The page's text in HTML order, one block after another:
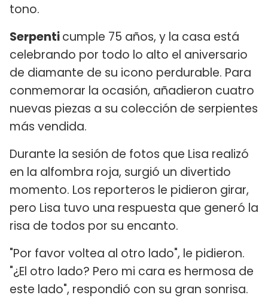
tono.
Serpenticumple 75 años, y la casa está
celebrando por todo lo alto el aniversario
de diamante de su icono perdurable. Para
conmemorar la ocasión, añadieron cuatro
nuevas piezas a su colección de serpientes
más vendida.
Durante la sesión de fotos que Lisa realizó
en la alfombra roja, surgió un divertido
momento. Los reporteros le pidieron girar,
pero Lisa tuvo una respuesta que generó la
risa de todos por su encanto.
"Por favor voltea al otro lado", le pidieron.
"¿El otro lado? Pero mi cara es hermosa de
este lado", respondió con su gran sonrisa.